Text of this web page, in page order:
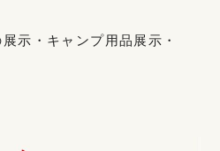
示・キャンプ用品展示・